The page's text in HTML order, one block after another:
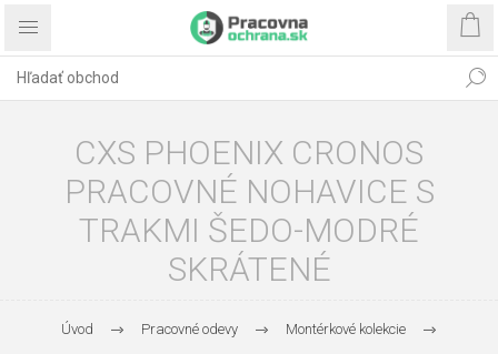
CXS PHOENIX CRONOS
PRACOVNÉ NOHAVICE S
TRAKMI ŠEDO-MODRÉ
SKRÁTENÉ
Úvod Pracovné odevy Montérkové kolekcie